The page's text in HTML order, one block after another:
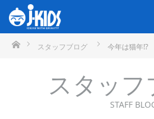
ホームスタッフブログ 今年は猫年!?
スタッ
STAFF